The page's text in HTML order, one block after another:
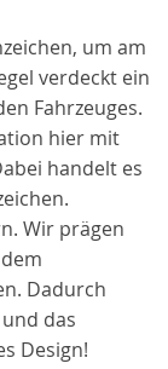
um am
verdeckt ein
Fahrzeuges.
hier mit
handelt es
Wir prägen
Dadurch
das
Design!